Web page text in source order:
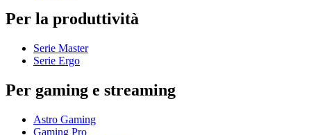
Per la produttività
Serie Master
Serie Ergo
Per gaming e streaming
Astro Gaming
Gaming Pro